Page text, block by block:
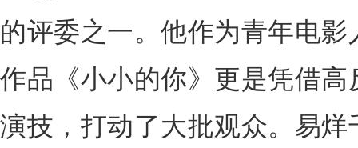
的评委之一。他作为青年电
作品《小小的你》更是凭借
演技，打动了大批观众。易